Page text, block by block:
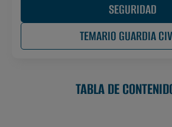
SEGURIDAD
TEMARIO GUARDIA
TABLA DE